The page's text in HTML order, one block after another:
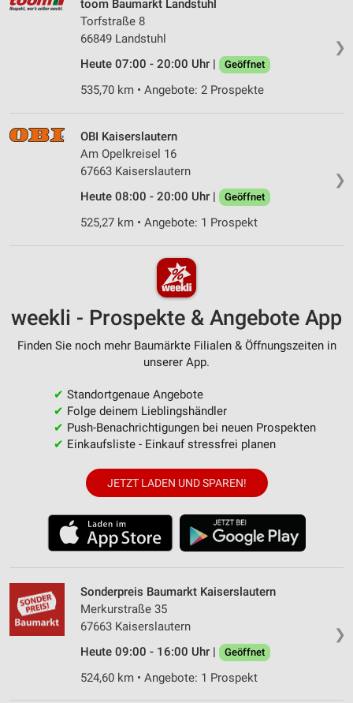
❯
toom Baumarkt Landstuhl
Torfstraße 8
66849 Landstuhl
Heute 07:00 - 20:00 Uhr |
Geöffnet
535,70 km • Angebote: 2 Prospekte
❯
OBI Kaiserslautern
Am Opelkreisel 16
67663 Kaiserslautern
Heute 08:00 - 20:00 Uhr |
Geöffnet
525,27 km • Angebote: 1 Prospekt
weekli - Prospekte & Angebote App
Finden Sie noch mehr Baumärkte Filialen & Öffnungszeiten in
unserer App.
✔ Standortgenaue Angebote
✔ Folge deinem Lieblingshändler
✔ Push-Benachrichtigungen bei neuen Prospekten
✔ Einkaufsliste - Einkauf stressfrei planen
JETZT LADEN UND SPAREN!
❯
Sonderpreis Baumarkt Kaiserslautern
Merkurstraße 35
67663 Kaiserslautern
Heute 09:00 - 16:00 Uhr |
Geöffnet
524,60 km • Angebote: 1 Prospekt